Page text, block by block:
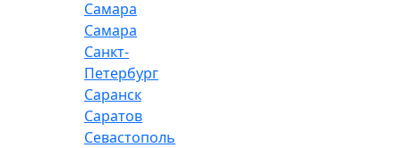
Самара
Самара
Санкт-
Петербург
Саранск
Саратов
Севастополь